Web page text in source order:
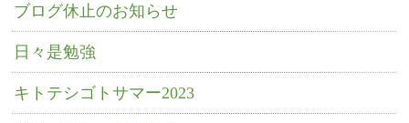
ブログ休止のお知らせ
日々是勉強
キトテシゴトサマー2023